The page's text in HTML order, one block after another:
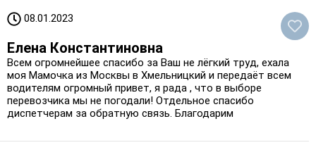
08.01.2023
Елена Константиновна
Всем огромнейшее спасибо за Ваш не лёгкий труд, ехала
моя Мамочка из Москвы в Хмельницкий и передаёт всем
водителям огромный привет, я рада , что в выборе
перевозчика мы не погодали! Отдельное спасибо
диспетчерам за обратную связь. Благодарим